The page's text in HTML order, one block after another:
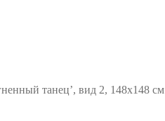
танец’, вид 2, 148х148 см